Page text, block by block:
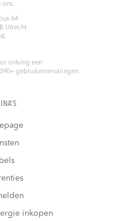
ons.
64
Utrecht
NL
ontving een
390+ gebruikerservaringen.
inkopen